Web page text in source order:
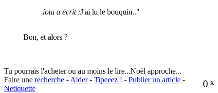
iota a écrit :J'ai lu le bouquin.."
Bon, et alors ?
Tu pourrais l'acheter ou au moins le lire...Noël approche...
0 x
Faire une recherche - Aider- Tipeeez ! - Publier un article -
Netiquette